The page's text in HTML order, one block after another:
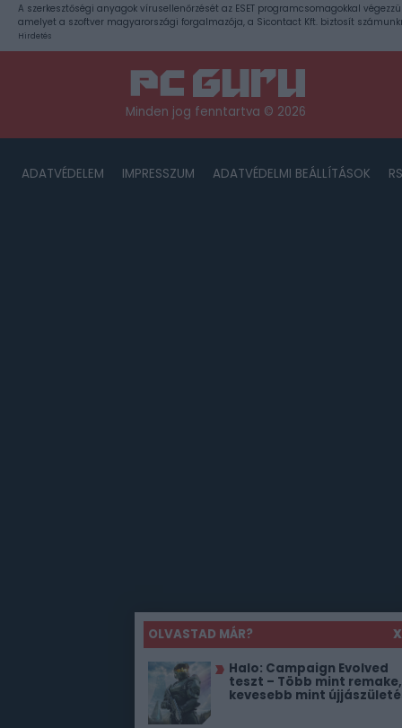
OLVASTAD MÁR?
X
Halo: Campaign Evolved
teszt – Több mint remake,
kevesebb mint
A szerkesztőségi anyagok vírusellenőrzését az ESET programcsomagokkal
amelyet a szoftver magyarországi forgalmazója, a Sicontact Kft. biztosít
Hirdetés
Minden jog fenntartva © 2026
ADATVÉDELEM IMPRESSZUM ADATVÉDELMI BEÁLLÍTÁSOK